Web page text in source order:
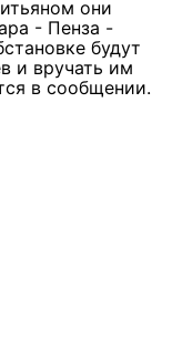
они
- Пенза -
будут
и вручать им
в сообщении.